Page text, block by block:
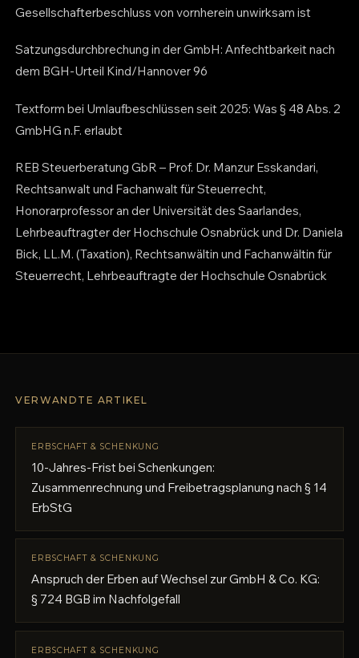
Gesellschafterbeschluss von vornherein unwirksam ist
Satzungsdurchbrechung in der GmbH: Anfechtbarkeit nach
dem BGH-Urteil Kind/Hannover 96
Textform bei Umlaufbeschlüssen seit 2025: Was § 48 Abs. 2
GmbHG n.F. erlaubt
REB Steuerberatung GbR – Prof. Dr. Manzur Esskandari,
Rechtsanwalt und Fachanwalt für Steuerrecht,
Honorarprofessor an der Universität des Saarlandes,
Lehrbeauftragter der Hochschule Osnabrück und Dr. Daniela
Bick, LL.M. (Taxation), Rechtsanwältin und Fachanwältin für
Steuerrecht, Lehrbeauftragte der Hochschule Osnabrück
VERWANDTE ARTIKEL
ERBSCHAFT & SCHENKUNG
10-Jahres-Frist bei Schenkungen:
Zusammenrechnung und Freibetragsplanung nach § 14
ErbStG
ERBSCHAFT & SCHENKUNG
Anspruch der Erben auf Wechsel zur GmbH & Co. KG:
§ 724 BGB im Nachfolgefall
ERBSCHAFT & SCHENKUNG